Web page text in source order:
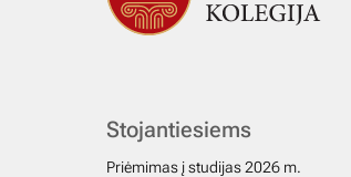
Stojantiesiems
Priėmimas į studijas 2026 m.